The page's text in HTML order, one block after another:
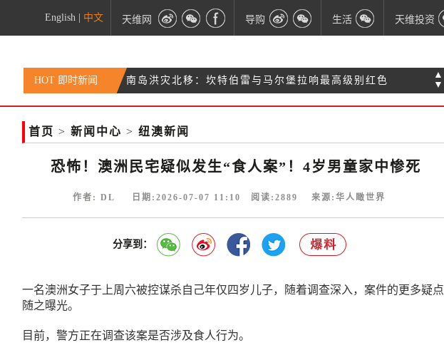
English 中文 天维网 导购 生活 天维投资
HOT 即时新闻 南岛洪灾北移：坎特伯雷与马尔堡拉响最高级别红色
暴雨预警
场身亡
人
新西兰38年悬案迎来“惊天逆转”：两男子谋杀定罪被
撤销
▲
▼
首页 > 新闻中心 > 纽澳新闻
恐怖！澳洲民宅疑似发生“食人案”！4岁男童家中惨死
作者: DL 日期:2026-07-07 11:10 阅读: 2889 来源:华人瞰世界
分享到：
一名澳洲女子于上周六被控谋杀自己年仅四岁儿子，随着调查深入，案件的更多疑点
随之曝光。
目前，警方正在调查该案是否涉及食人行为。